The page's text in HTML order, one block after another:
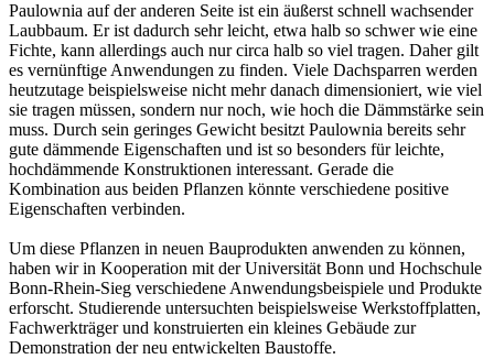
Paulownia auf der anderen Seite ist ein äußerst schnell wachsender
Laubbaum. Er ist dadurch sehr leicht, etwa halb so schwer wie eine
Fichte, kann allerdings auch nur circa halb so viel tragen. Daher gilt
es vernünftige Anwendungen zu finden. Viele Dachsparren werden
heutzutage beispielsweise nicht mehr danach dimensioniert, wie viel
sie tragen müssen, sondern nur noch, wie hoch die Dämmstärke sein
muss. Durch sein geringes Gewicht besitzt Paulownia bereits sehr
gute dämmende Eigenschaften und ist so besonders für leichte,
hochdämmende Konstruktionen interessant. Gerade die
Kombination aus beiden Pflanzen könnte verschiedene positive
Eigenschaften verbinden.
Um diese Pflanzen in neuen Bauprodukten anwenden zu können,
haben wir in Kooperation mit der Universität Bonn und Hochschule
Bonn-Rhein-Sieg verschiedene Anwendungsbeispiele und Produkte
erforscht. Studierende untersuchten beispielsweise Werkstoffplatten,
Fachwerkträger und konstruierten ein kleines Gebäude zur
Demonstration der neu entwickelten Baustoffe.